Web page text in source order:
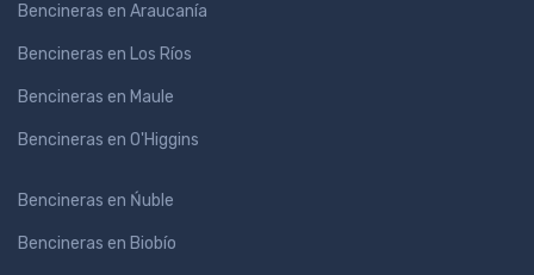
Bencineras en Araucanía
Bencineras en Los Ríos
Bencineras en Maule
Bencineras en O'Higgins
Bencineras en Ńuble
Bencineras en Biobío